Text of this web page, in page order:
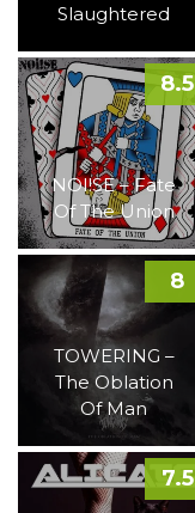
Slaughtered
NOI!SE – Fate
Of The Union
8.5
TOWERING –
The Oblation
Of Man
8
7.5